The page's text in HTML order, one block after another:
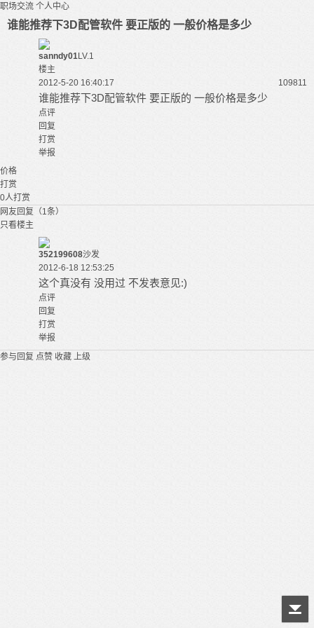
职场交流 个人中心
谁能推荐下3D配管软件 要正版的 一般价格是多少
sanndy01LV.1
楼主
2012-5-20 16:40:17
109811
谁能推荐下3D配管软件 要正版的 一般价格是多少
点评
回复
打赏
举报
价格
打赏
0人打赏
网友回复（1条）
只看楼主
352199608沙发
2012-6-18 12:53:25
这个真没有 没用过 不发表意见:)
点评
回复
打赏
举报
参与回复 点赞 收藏 上级